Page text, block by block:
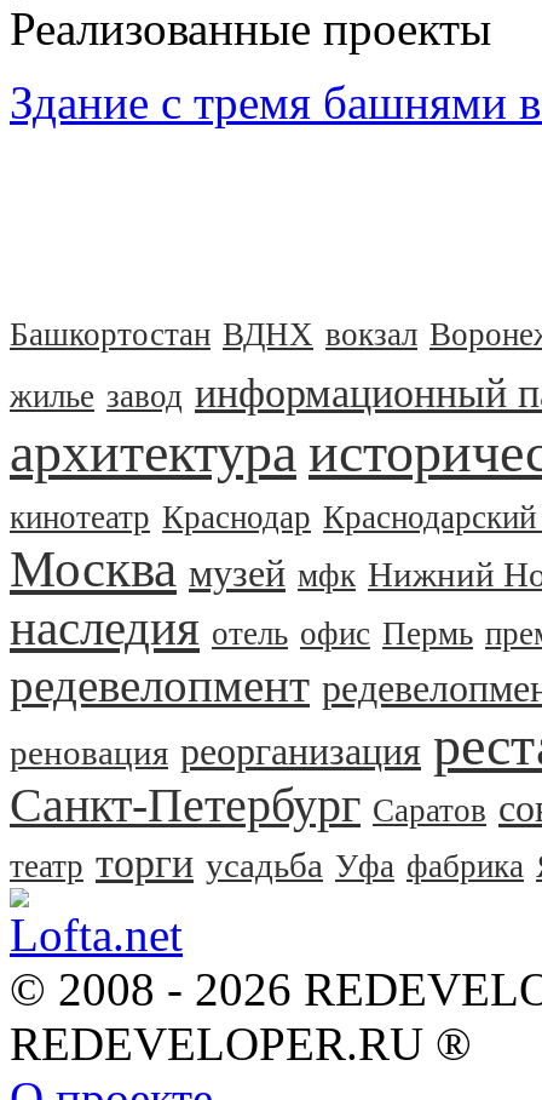
Реализованные проекты
Здание с тремя башнями
Башкортостан ВДНХ вокзал
жилье завод информационный
архитектура
кинотеатр Краснодар
Москва музей мфк Нижний
наследия отель офис Пермь
редевелопмент
реновация реорганизация
Санкт-Петербург Саратов
театр торги усадьба Уфа фабрика
© 2008 - 2026
REDEVELOPER.RU ®